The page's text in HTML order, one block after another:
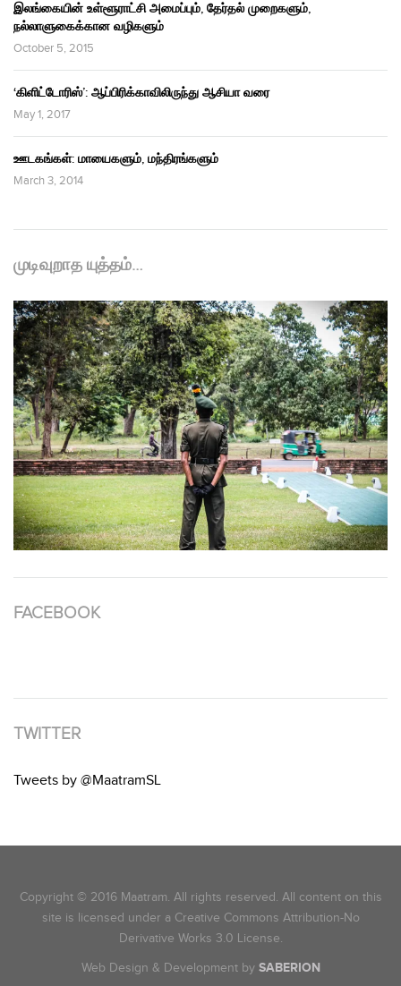
இலங்கையின் உள்ளூராட்சி அமைப்பும், தேர்தல் முறைகளும்,
நல்லாளுகைக்கான வழிகளும்
October 5, 2015
‘கிளிட்டோரிஸ்’: ஆப்பிரிக்காவிலிருந்து ஆசியா வரை
May 1, 2017
ஊடகங்கள்: மாயைகளும், மந்திரங்களும்
March 3, 2014
முடிவுறாத யுத்தம்…
FACEBOOK
TWITTER
Tweets by @MaatramSL
Copyright © 2016 Maatram. All rights reserved. All content on this
site is licensed under a Creative Commons Attribution-No
Derivative Works 3.0 License.
Web Design & Development by SABERION